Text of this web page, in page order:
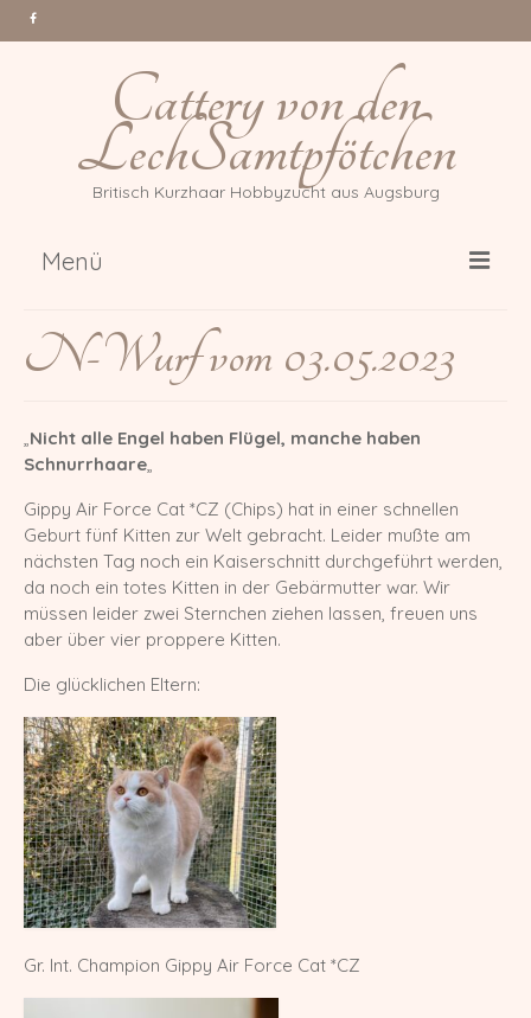
Cattery von den
LechSamtpfötchen
Britisch Kurzhaar Hobbyzucht aus Augsburg
Menü
Über uns
Katzen
Reasons *PL
Int. Champion Arwen of Magic
DonauBärchen
Europa Champion Monchichi von den
LechSamtpfötchen
Worldchampion Gippy Air Force Cat
Kater
Gr. Int. Champion R2D2 von den
LechSamtpfötchen
Worldchampion Littlefoot von den
LechSamtpfötchen
Kitten
Verpaarungspläne
Z-Wurf vom 14.03.2026
N-Wurf vom 03.05.2023
„Nicht alle Engel haben Flügel, manche haben
Schnurrhaare„
Gippy Air Force Cat *CZ (Chips) hat in einer schnellen
Geburt fünf Kitten zur Welt gebracht. Leider mußte am
nächsten Tag noch ein Kaiserschnitt durchgeführt werden,
da noch ein totes Kitten in der Gebärmutter war. Wir
müssen leider zwei Sternchen ziehen lassen, freuen uns
aber über vier proppere Kitten.
Die glücklichen Eltern:
Gr. Int. Champion Gippy Air Force Cat *CZ